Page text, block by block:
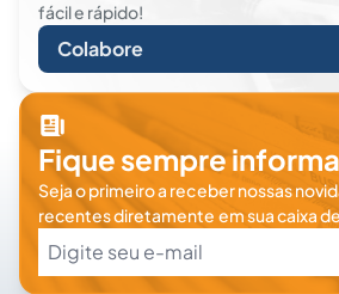
fácil e rápido!
Colabore
Fique sempre
Seja o primeiro a receber nossas
recentes diretamente em sua caixa